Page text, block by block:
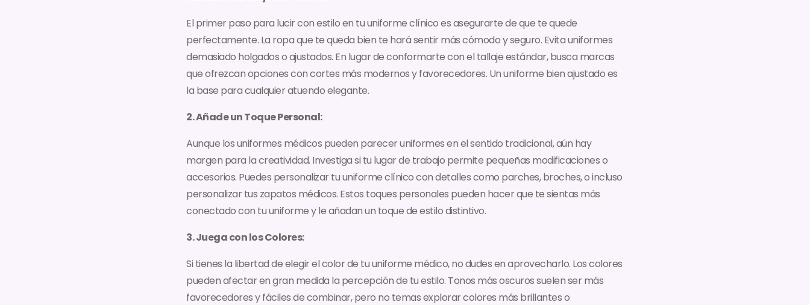
El primer paso para lucir con estilo en tu uniforme clínico es asegurarte de que te quede
perfectamente. La ropa que te queda bien te hará sentir más cómodo y seguro. Evita uniformes
demasiado holgados o ajustados. En lugar de conformarte con el tallaje estándar, busca marcas
que ofrezcan opciones con cortes más modernos y favorecedores. Un uniforme bien ajustado es
la base para cualquier atuendo elegante.
2. Añade un Toque Personal:
Aunque los uniformes médicos pueden parecer uniformes en el sentido tradicional, aún hay
margen para la creatividad. Investiga si tu lugar de trabajo permite pequeñas modificaciones o
accesorios. Puedes personalizar tu uniforme clínico con detalles como parches, broches, o incluso
personalizar tus zapatos médicos. Estos toques personales pueden hacer que te sientas más
conectado con tu uniforme y le añadan un toque de estilo distintivo.
3. Juega con los Colores:
Si tienes la libertad de elegir el color de tu uniforme médico, no dudes en aprovecharlo. Los colores
pueden afectar en gran medida la percepción de tu estilo. Tonos más oscuros suelen ser más
favorecedores y fáciles de combinar, pero no temas explorar colores más brillantes o